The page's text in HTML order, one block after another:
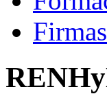
Firmas